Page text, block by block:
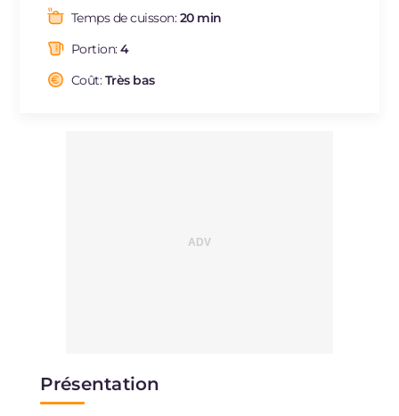
Graisses
Fibre
Cholestérol
Temps de cuisson:20 min
Portion:4
Coût:Très bas
Présentation